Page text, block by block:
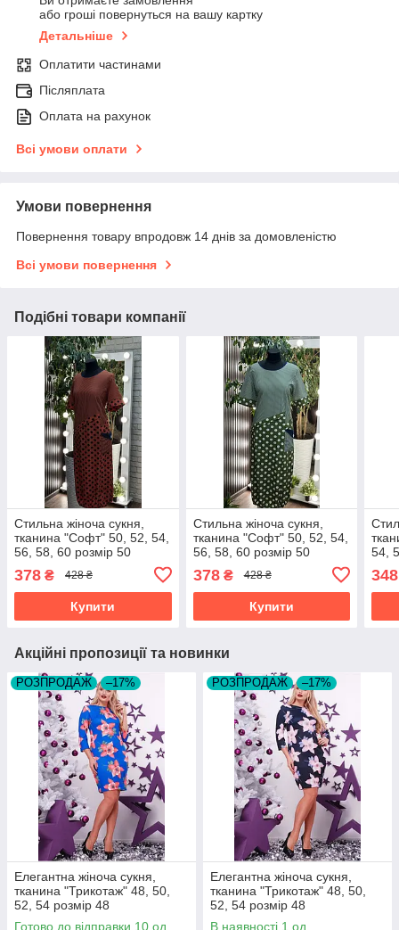
або гроші повернуться на вашу картку
Детальніше
Оплатити частинами
Післяплата
Оплата на рахунок
Всі умови оплати
Умови повернення
Повернення товару впродовж 14 днів за домовленістю
Всі умови повернення
Подібні товари компанії
Стильна жіноча сукня,
тканина "Софт" 50, 52, 54,
56, 58, 60 розмір 50
378 ₴ 428 ₴
Купити
Стильна жіноча сукня,
тканина "Софт" 50, 52, 54,
56, 58, 60 розмір 50
378₴ 428 ₴
Купити
54,
348
Акційні пропозиції та новинки
РОЗПРОДАЖ –17%
Елегантна жіноча сукня,
тканина "Трикотаж" 48, 50,
52, 54 розмір 48
Готово до відправки 10 од.
РОЗПРОДАЖ –17%
Елегантна жіноча сукня,
тканина "Трикотаж" 48, 50,
52, 54 розмір 48
В наявності 1 од.